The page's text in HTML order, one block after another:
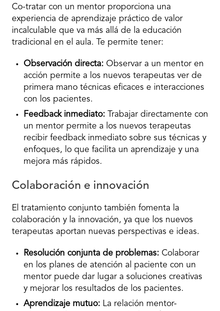
Co-tratar con un mentor proporciona una
experiencia de aprendizaje práctico de valor
incalculable que va más allá de la educación
tradicional en el aula. Te permite tener:
Observación directa: Observar a un mentor en
acción permite a los nuevos terapeutas ver de
primera mano técnicas eficaces e interacciones
con los pacientes.
Feedback inmediato: Trabajar directamente con
un mentor permite a los nuevos terapeutas
recibir feedback inmediato sobre sus técnicas y
enfoques, lo que facilita un aprendizaje y una
mejora más rápidos.
Colaboración e innovación
El tratamiento conjunto también fomenta la
colaboración y la innovación, ya que los nuevos
terapeutas aportan nuevas perspectivas e ideas.
Resolución conjunta de problemas: Colaborar
en los planes de atención al paciente con un
mentor puede dar lugar a soluciones creativas
y mejorar los resultados de los pacientes.
Aprendizaje mutuo: La relación mentor-